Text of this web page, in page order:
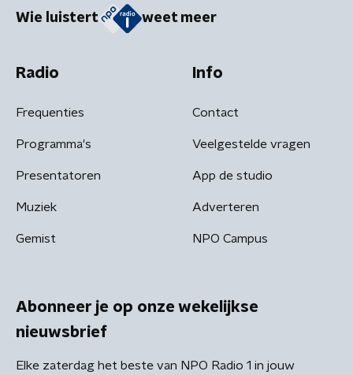
Wie luistert weet meer
Radio
Frequenties
Programma's
Presentatoren
Muziek
Gemist
Info
Contact
Veelgestelde vragen
App de studio
Adverteren
NPO Campus
Abonneer je op onze wekelijkse
nieuwsbrief
Elke zaterdag het beste van NPO Radio 1 in jouw